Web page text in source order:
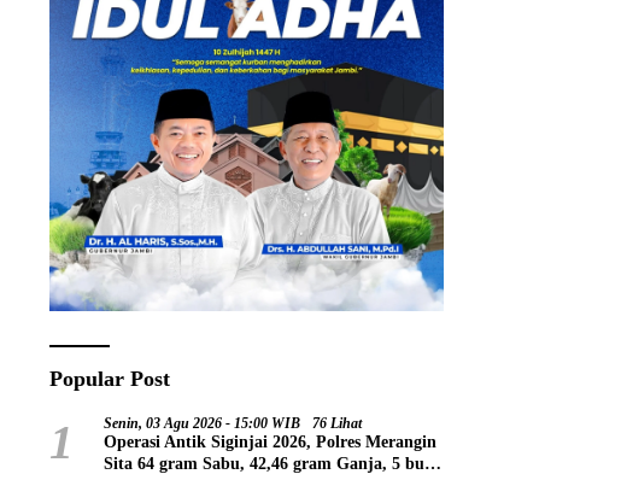
Popular Post
1 Senin, 03 Agu 2026 - 15:00 WIB 76 Lihat
Operasi Antik Siginjai 2026, Polres Merangin
Sita 64 gram Sabu, 42,46 gram Ganja, 5 butir